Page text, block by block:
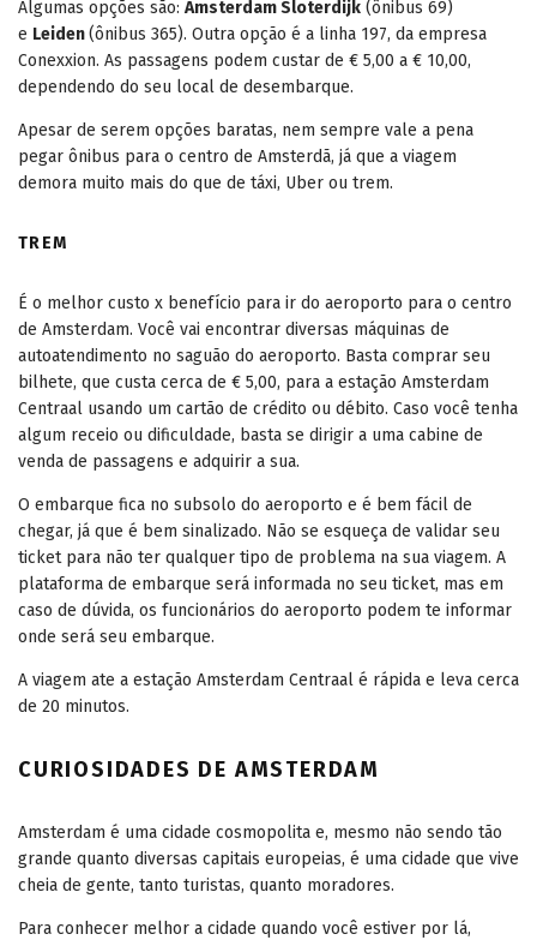
Algumas opções são: Amsterdam Sloterdijk (ônibus 69)
e Leiden(ônibus 365). Outra opção é a linha 197, da empresa
Conexxion. As passagens podem custar de € 5,00 a € 10,00,
dependendo do seu local de desembarque.
Apesar de serem opções baratas, nem sempre vale a pena
pegar ônibus para o centro de Amsterdã, já que a viagem
demora muito mais do que de táxi, Uber ou trem.
TREM
É o melhor custo x benefício para ir do aeroporto para o centro
de Amsterdam. Você vai encontrar diversas máquinas de
autoatendimento no saguão do aeroporto. Basta comprar seu
bilhete, que custa cerca de € 5,00, para a estação Amsterdam
Centraal usando um cartão de crédito ou débito. Caso você tenha
algum receio ou dificuldade, basta se dirigir a uma cabine de
venda de passagens e adquirir a sua.
O embarque fica no subsolo do aeroporto e é bem fácil de
chegar, já que é bem sinalizado. Não se esqueça de validar seu
ticket para não ter qualquer tipo de problema na sua viagem. A
plataforma de embarque será informada no seu ticket, mas em
caso de dúvida, os funcionários do aeroporto podem te informar
onde será seu embarque.
A viagem ate a estação Amsterdam Centraal é rápida e leva cerca
de 20 minutos.
CURIOSIDADES DE AMSTERDAM
Amsterdam é uma cidade cosmopolita e, mesmo não sendo tão
grande quanto diversas capitais europeias, é uma cidade que vive
cheia de gente, tanto turistas, quanto moradores.
Para conhecer melhor a cidade quando você estiver por lá,